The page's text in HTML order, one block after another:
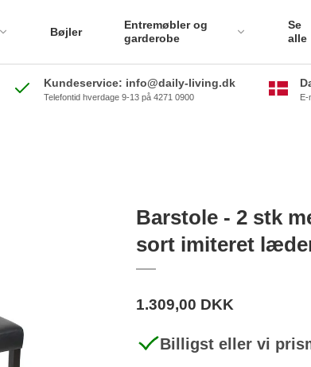
Bøjler
Entremøbler og
garderobe
Se
alle
Kundeservice: info@daily-living.dk
Telefontid hverdage 9-13 på 4271 0900 E-
Barstole - 2 stk
sort imiteret
1.309,00 DKK
Billigst eller vi